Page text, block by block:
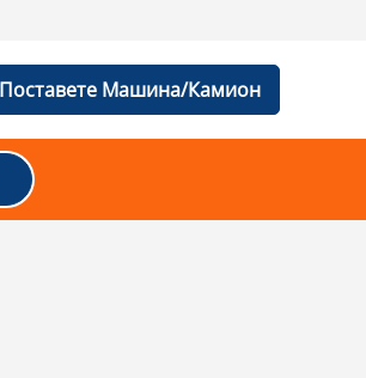
Поставете Машина/Камион